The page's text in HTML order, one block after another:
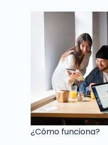
¿Cómo funciona?